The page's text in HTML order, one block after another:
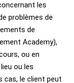
les
problèmes de
de
Academy),
ou en
ou les
cas, le client peut